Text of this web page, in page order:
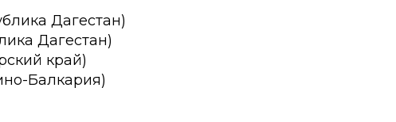
Дагестан)
Дагестан)
край)
Балкария)